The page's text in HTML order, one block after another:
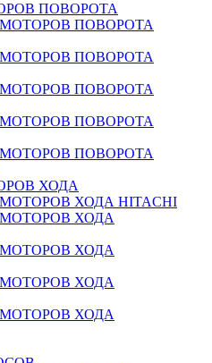
ПОВОРОТА
ПОВОРОТА
ПОВОРОТА
ПОВОРОТА
ПОВОРОТА
ПОВОРОТА
ХОДА
ХОДА HITACHI
ХОДА
ХОДА
ХОДА
ХОДА